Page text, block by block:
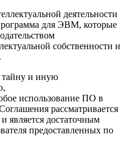
деятельности
для ЭВМ, которые
собственности и
и иную
использование ПО в
рассматривается
является достаточным
предоставленных по